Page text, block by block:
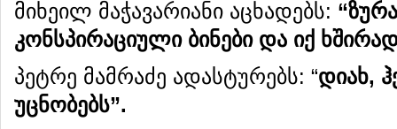
მიხეილ მაჭავარიანი აცხადებს: “
კონსპირაციული ბინები და იქ
პეტრე მამრაძე ადასტურებს: “დიახ,
უცნობებს”.